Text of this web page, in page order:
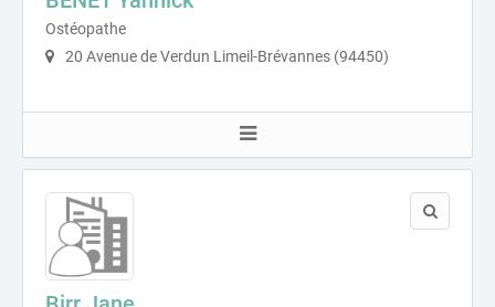
Ostéopathe
20 Avenue de Verdun Limeil-Brévannes (94450)